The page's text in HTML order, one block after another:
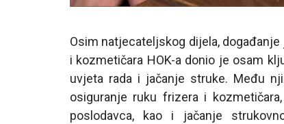
Osim natjecateljskog dijela,
i kozmetičara HOK-a donio je osam
uvjeta rada i jačanje struke. Među
osiguranje ruku frizera i
poslodavca, kao i jačanje